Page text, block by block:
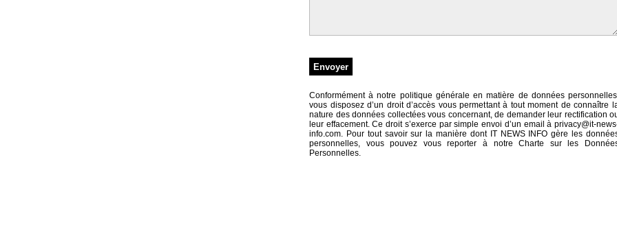
Conformément à notre politique générale en matière de données
vous disposez d’un droit d’accès vous permettant à tout moment de connaître
nature des données collectées vous concernant, de demander leur rectification
leur effacement. Ce droit s’exerce par simple envoi d’un email à privacy@it-
info.com. Pour tout savoir sur la manière dont IT NEWS INFO gère les
personnelles, vous pouvez vous reporter à notreCharte sur les
Personnelles.